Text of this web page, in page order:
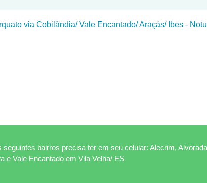
via Cobilândia/ Vale Encantado/ Araçás/ Ibes -
bairros precisa ter em seu celular: Alecrim,
e Vale Encantado em Vila Velha/ ES